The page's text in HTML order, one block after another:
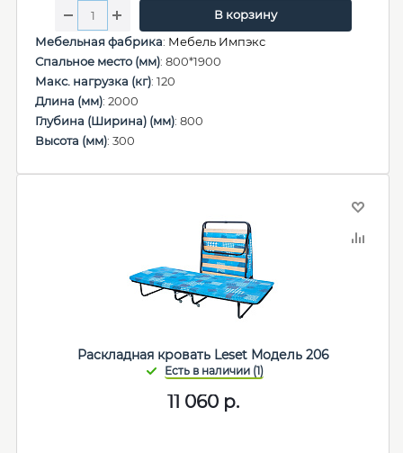
В корзину
Мебельная фабрика: Мебель Импэкс
Спальное место (мм): 800*1900
Макс. нагрузка (кг): 120
Длина (мм): 2000
Глубина (Ширина) (мм): 800
Высота (мм): 300
Раскладная кровать Leset Модель 206
11 060 р.